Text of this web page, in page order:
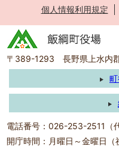
個人情報利用規定
〒389-1293 長野県上水内
電話番号：026-253-2511（代
開庁時間：月曜日～金曜日